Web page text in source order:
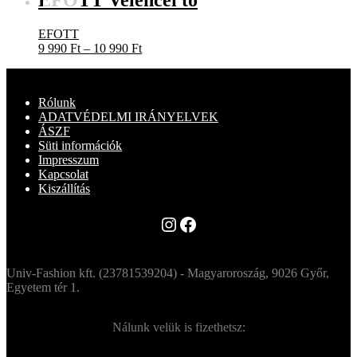
EFOTT
9 990 Ft – 10 990 FtÁrtartomány:
990 Ft
Rólunk
ADATVÉDELMI IRÁNYELVEK
ÁSZF
Süti információk
Impresszum
Kapcsolat
Kiszállítás
Instagram
Facebook
Univ-Fashion kft. (23781539204) - Magyaroroszág, 9026 Győr,
Egyetem tér 1.
Nálunk velük is fizethetsz: